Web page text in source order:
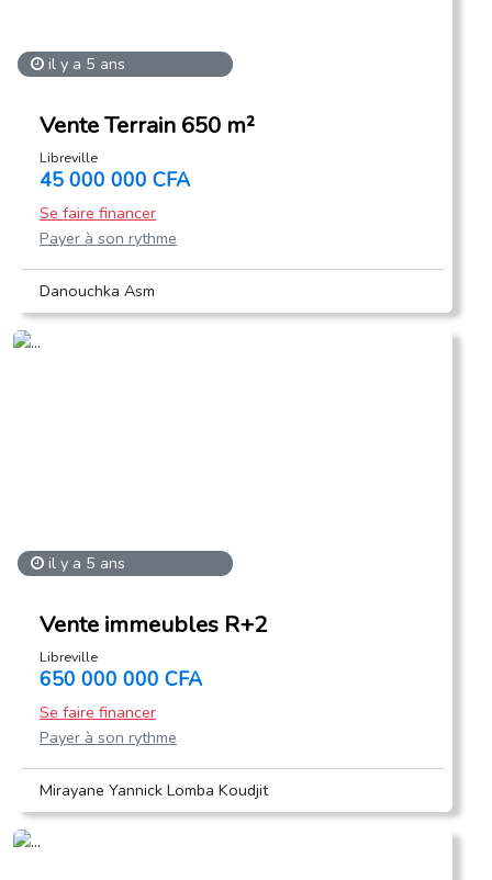
il y a 5 ans
Vente Terrain 650 m²
Libreville
45 000 000 CFA
Se faire financer
Payer à son rythme
Danouchka Asm
il y a 5 ans
Vente immeubles R+2
Libreville
650 000 000 CFA
Se faire financer
Payer à son rythme
Mirayane Yannick Lomba Koudjit